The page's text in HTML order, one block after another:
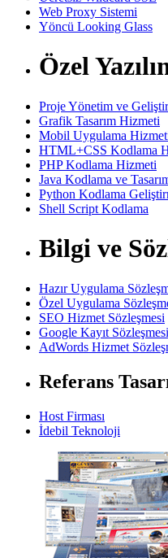
Web Proxy Sistemi
Yöncü Looking Glass
Özel
Proje Yönetim ve
Grafik Tasarım Hizmeti
Mobil Uygulama
HTML+CSS Kodlama
PHP Kodlama Hizmeti
Java Kodlama ve
Python Kodlama
Shell Script Kodlama
Bilgi ve
Hazır Uygulama
Özel Uygulama
SEO Hizmet Sözleşmesi
Google Kayıt Sözleşmesi
AdWords Hizmet
Referans
Host Firması
İdebil Teknoloji